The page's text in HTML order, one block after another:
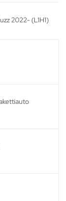
2022- (L1H1)